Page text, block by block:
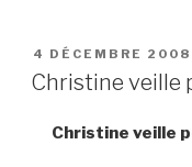
PUBLIÉ
LE
4 DÉCEMBRE 2008
Christine veille
Christine veille